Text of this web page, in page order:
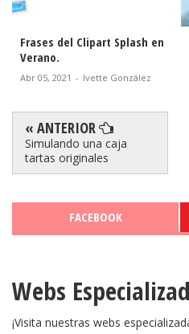
Frases del Clipart Splash en
Verano.
Abr 05, 2021 - Ivette González
« ANTERIOR
Simulando una caja
tartas originales
FACEBOOK
Webs
¡Visita nuestras webs